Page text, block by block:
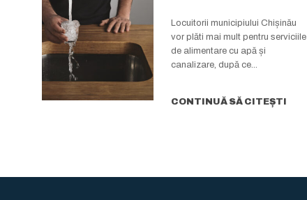
Locuitorii municipiului Chișinău
vor plăti mai mult pentru serviciile
de alimentare cu apă și
canalizare, după ce...
CONTINUĂ SĂ CITEȘTI